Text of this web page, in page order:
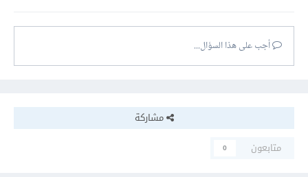
أجب على هذا السؤال...
مشاركة
متابعون
0